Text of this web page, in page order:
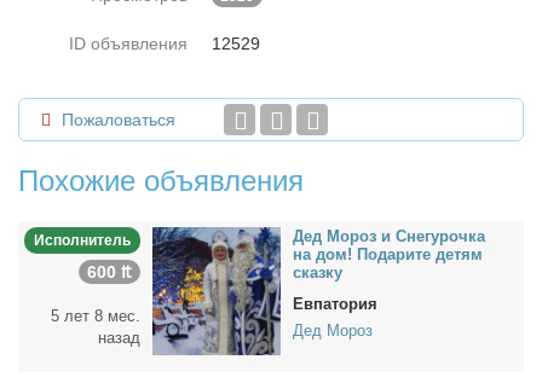
ID объявления 12529
Пожаловаться
Похожие объявления
Исполнитель
600 ₶
5 лет 8 мес.
назад
Дед Мо­роз и Сне­гу­роч­ка
на дом! По­да­ри­те де­тям
сказ­ку
Евпатория
Дед Мороз